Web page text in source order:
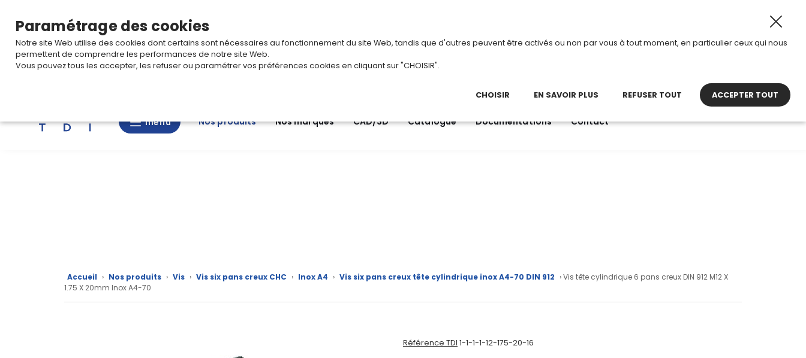
Du 3 au 28 août 2026, TDI passe en mode été. Horaires d’ouverture :
produits
CAD/3D
menu
menu Nos produits Nos marques CAD/3D Catalogue Documentations Contact
Accueil › Nos produits › Vis › Vis six pans creux CHC › Inox A4 › Vis six pans creux tête cylindrique inox A4-70 DIN 912 › Vis tête cylindrique 6 pans creux DIN 912 M12 X
1.75 X 20mm Inox A4-70
Référence TDI 1-1-1-1-12-175-20-16
Paramétrage des cookies
Notre site Web utilise des cookies dont certains sont nécessaires au fonctionnement du site Web, tandis que d'autres peuvent être activés ou non par vous à tout moment, en particulier ceux qui nous
permettent de comprendre les performances de notre site Web.
Vous pouvez tous les accepter, les refuser ou paramétrer vos préférences cookies en cliquant sur "CHOISIR".
CHOISIR EN SAVOIR PLUS REFUSER TOUT ACCEPTER TOUT